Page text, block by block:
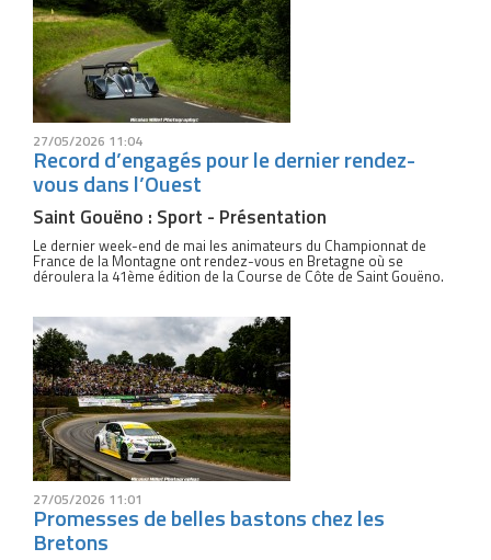
27/05/2026 11:04
Record d’engagés pour le dernier rendez-
vous dans l’Ouest
Saint Gouëno : Sport - Présentation
Le dernier week-end de mai les animateurs du Championnat de
France de la Montagne ont rendez-vous en Bretagne où se
déroulera la 41ème édition de la Course de Côte de Saint Gouëno.
27/05/2026 11:01
Promesses de belles bastons chez les
Bretons